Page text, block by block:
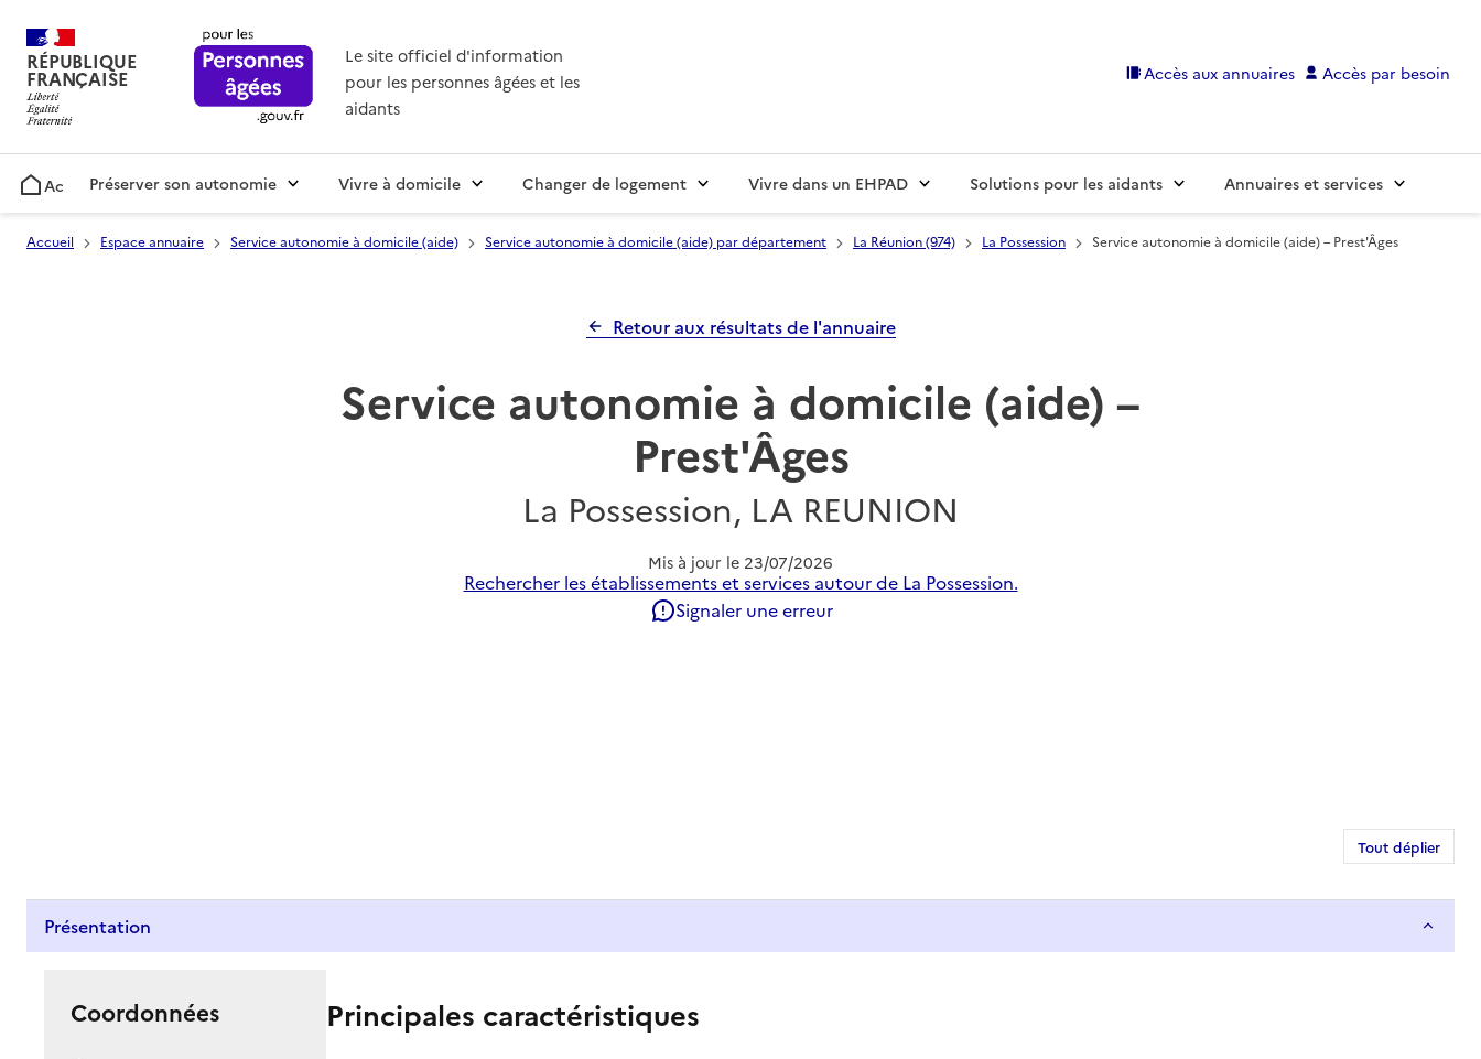
RÉPUBLIQUE
FRANÇAISE
Le site officiel d'information
pour les personnes âgées et les
aidants
Accès aux annuaires Accès par besoin
AccueilPréserver son autonomie Vivre à domicile Changer de logement Vivre dans un EHPAD Solutions pour les aidants Annuaires et services
Accueil Espace annuaire Service autonomie à domicile (aide) Service autonomie à domicile (aide) par département La Réunion (974) La Possession Service autonomie à domicile (aide) – Prest'Âges
Retour aux résultats de l'annuaire
Service autonomie à domicile (aide) –
Prest'Âges
La Possession, LA REUNION
Mis à jour le 23/07/2026
Rechercher les établissements et services autour de La Possession.
Signaler une erreur
Tout déplier
Présentation
Coordonnées Principales caractéristiques